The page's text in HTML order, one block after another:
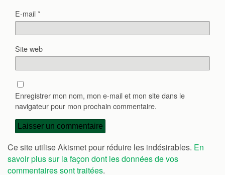
E-mail*
Site web
Enregistrer mon nom, mon e-mail et mon site dans le
navigateur pour mon prochain commentaire.
Ce site utilise Akismet pour réduire les indésirables. En
savoir plus sur la façon dont les données de vos
commentaires sont traitées.